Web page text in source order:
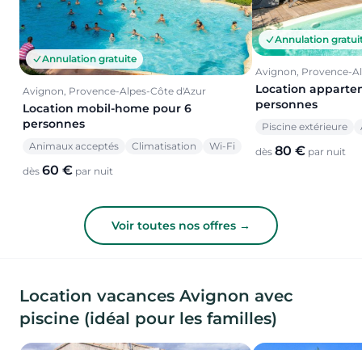
Annulation gratuite
Avignon, Provence-Alpes-Côte d'Azur
Location mobil-home pour 6
personnes
Animaux acceptés Climatisation Wi-Fi
dès 60 € par nuit
Annulation
Avignon, Provence-
Location
personnes
Piscine extérieure
dès 80 € par nuit
Voir toutes nos offres →
Location vacances Avignon avec
piscine (idéal pour les familles)